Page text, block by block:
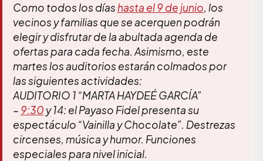
Como todos los días hasta el 9 de junio, los
vecinos y familias que se acerquen podrán
elegir y disfrutar de la abultada agenda de
ofertas para cada fecha. Asimismo, este
martes los auditorios estarán colmados por
las siguientes actividades:
AUDITORIO 1 “MARTA HAYDEÉ GARCÍA”
– 9:30 y 14: el Payaso Fidel presenta su
espectáculo “Vainilla y Chocolate”. Destrezas
circenses, música y humor. Funciones
especiales para nivel inicial.